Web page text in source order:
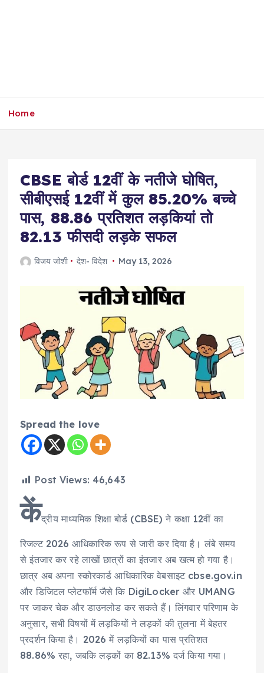
Home
CBSE बोर्ड 12वीं के नतीजे घोषित,
सीबीएसई 12वीं में कुल 85.20% बच्चे
पास, 88.86 प्रतिशत लड़कियां तो
82.13 फीसदी लड़के सफल
विजय जोशी देश- विदेश May 13, 2026
Spread the love
Post Views: 46,643
केंद्रीय माध्यमिक शिक्षा बोर्ड (CBSE) ने कक्षा 12वीं का
रिजल्ट 2026 आधिकारिक रूप से जारी कर दिया है। लंबे समय
से इंतजार कर रहे लाखों छात्रों का इंतजार अब खत्म हो गया है।
छात्र अब अपना स्कोरकार्ड आधिकारिक वेबसाइट cbse.gov.in
और डिजिटल प्लेटफॉर्म जैसे कि DigiLocker और UMANG
पर जाकर चेक और डाउनलोड कर सकते हैं। लिंगवार परिणाम के
अनुसार, सभी विषयों में लड़कियों ने लड़कों की तुलना में बेहतर
प्रदर्शन किया है। 2026 में लड़कियों का पास प्रतिशत
88.86% रहा, जबकि लड़कों का 82.13% दर्ज किया गया।